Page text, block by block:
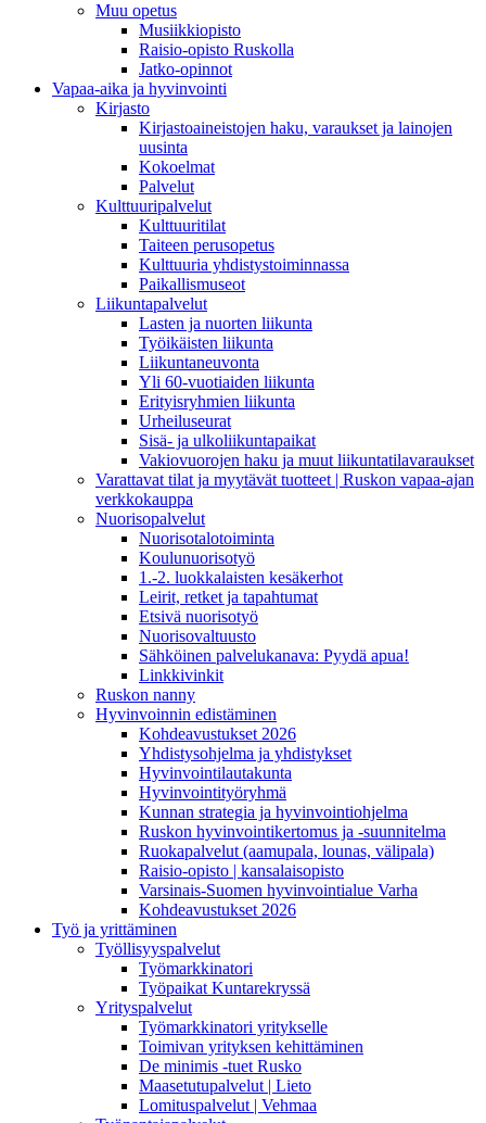
Muu opetus
Musiikkiopisto
Raisio-opisto Ruskolla
Jatko-opinnot
Vapaa-aika ja hyvinvointi
Kirjasto
Kirjastoaineistojen haku, varaukset ja lainojen
uusinta
Kokoelmat
Palvelut
Kulttuuripalvelut
Kulttuuritilat
Taiteen perusopetus
Kulttuuria yhdistystoiminnassa
Paikallismuseot
Liikuntapalvelut
Lasten ja nuorten liikunta
Työikäisten liikunta
Liikuntaneuvonta
Yli 60-vuotiaiden liikunta
Erityisryhmien liikunta
Urheiluseurat
Sisä- ja ulkoliikuntapaikat
Vakiovuorojen haku ja muut liikuntatilavaraukset
Varattavat tilat ja myytävät tuotteet | Ruskon vapaa-ajan
verkkokauppa
Nuorisopalvelut
Nuorisotalotoiminta
Koulunuorisotyö
1.-2. luokkalaisten kesäkerhot
Leirit, retket ja tapahtumat
Etsivä nuorisotyö
Nuorisovaltuusto
Sähköinen palvelukanava: Pyydä apua!
Linkkivinkit
Ruskon nanny
Hyvinvoinnin edistäminen
Kohdeavustukset 2026
Yhdistysohjelma ja yhdistykset
Hyvinvointilautakunta
Hyvinvointityöryhmä
Kunnan strategia ja hyvinvointiohjelma
Ruskon hyvinvointikertomus ja -suunnitelma
Ruokapalvelut (aamupala, lounas, välipala)
Raisio-opisto | kansalaisopisto
Varsinais-Suomen hyvinvointialue Varha
Kohdeavustukset 2026
Työ ja yrittäminen
Työllisyyspalvelut
Työmarkkinatori
Työpaikat Kuntarekryssä
Yrityspalvelut
Työmarkkinatori yritykselle
Toimivan yrityksen kehittäminen
De minimis -tuet Rusko
Maasetutupalvelut | Lieto
Lomituspalvelut | Vehmaa